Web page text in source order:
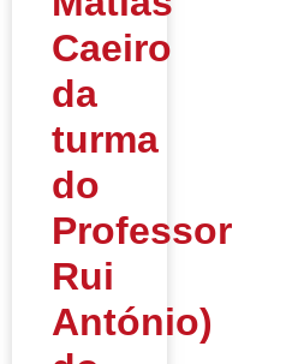
Caeiro
da
turma
do
Professor
Rui
António)